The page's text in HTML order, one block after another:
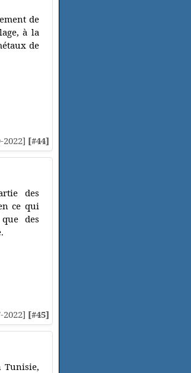
de
à la
de
2022] [#44]
des
ce qui
des
2022] [#45]
Tunisie,